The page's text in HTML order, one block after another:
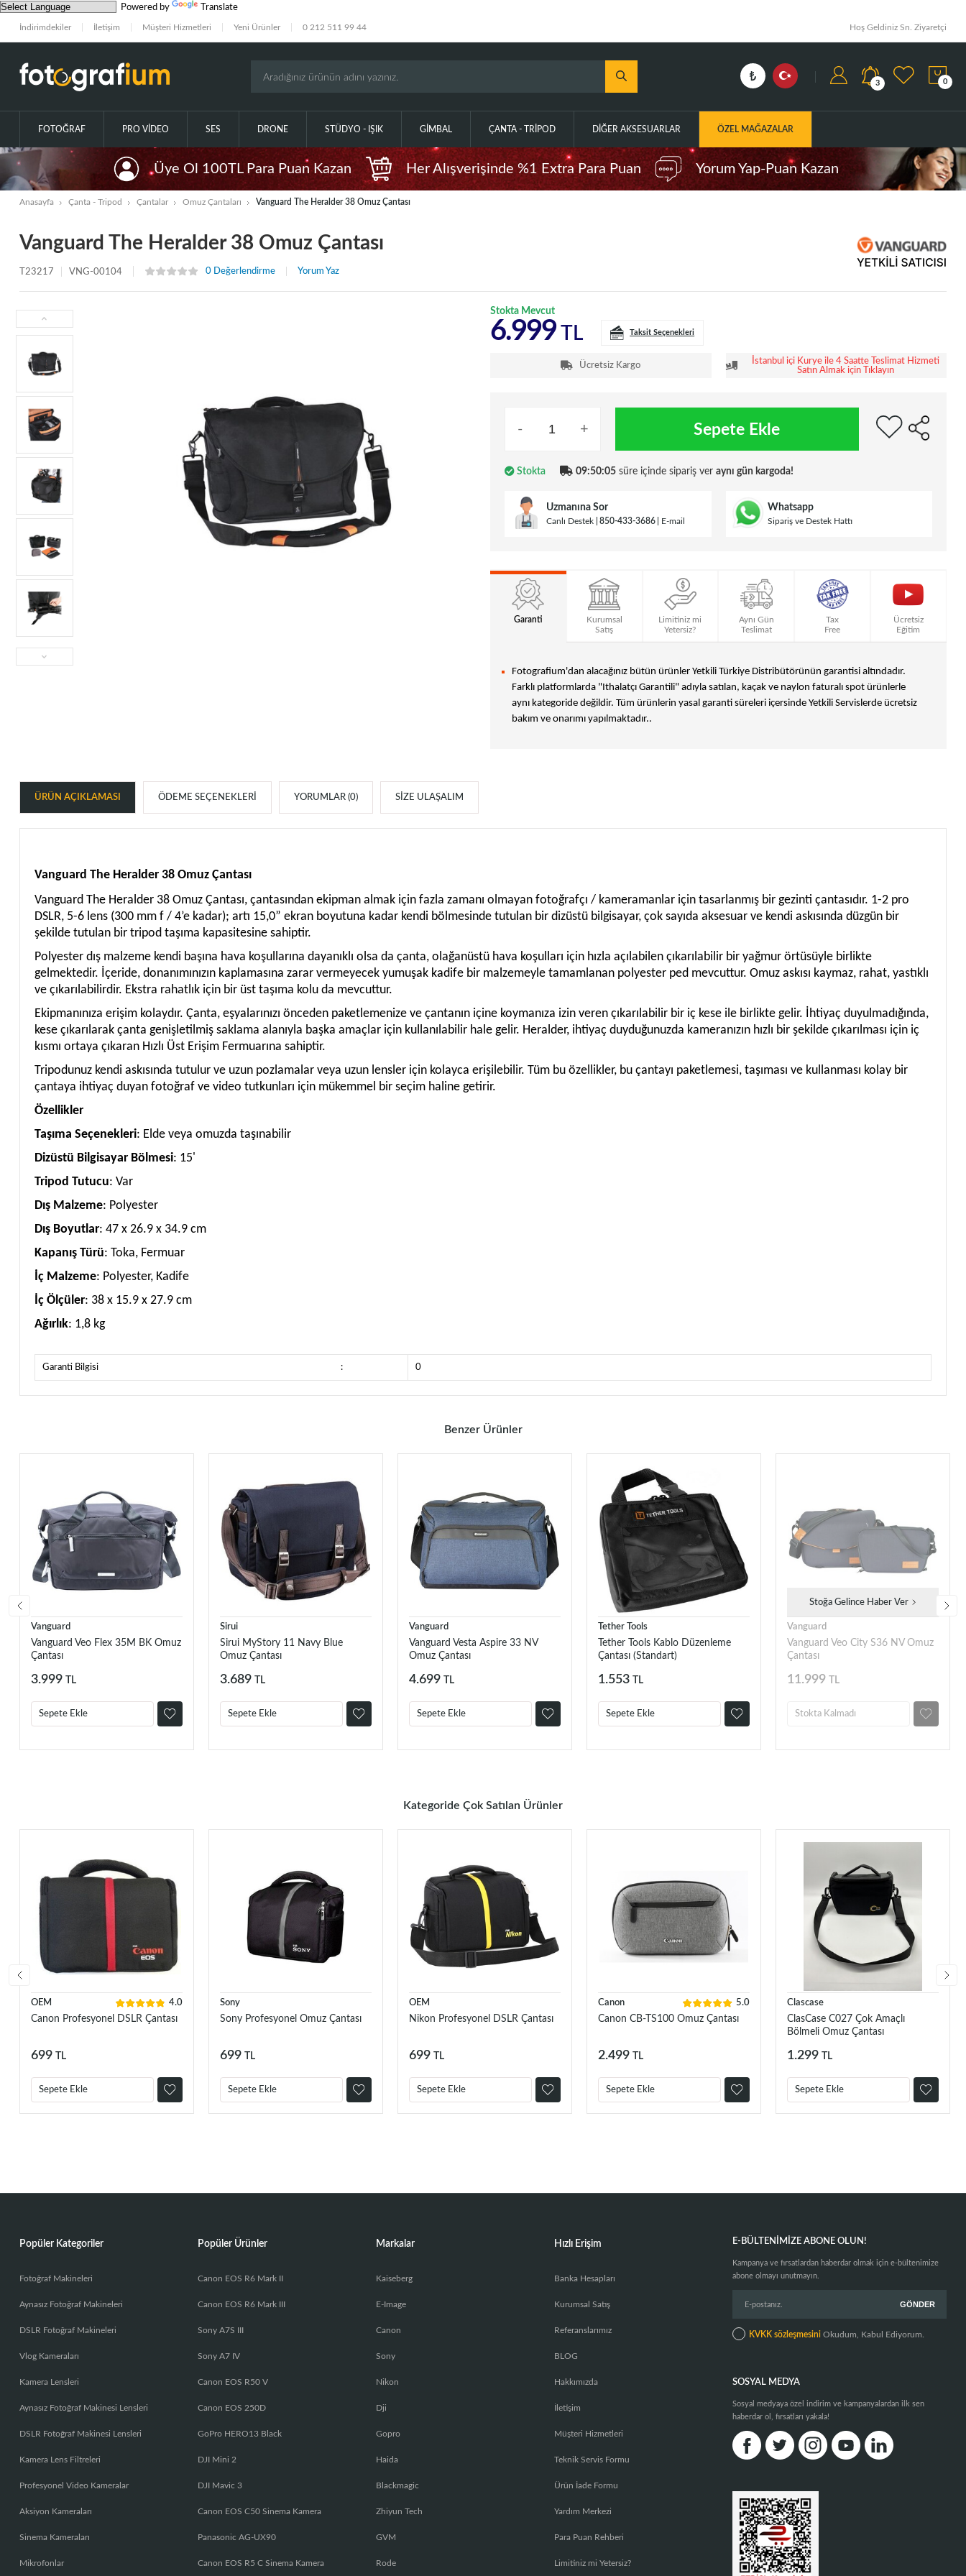
Powered by Translate
İndirimdekiler İletişim Müşteri Hizmetleri Yeni Ürünler 0 212 511 99 44 Hoş Geldiniz Sn. Ziyaretçi
3 0
FOTOĞRAF PRO VIDEO SES DRONE STÜDYO - IŞIK GIMBAL ÇANTA - TRIPOD DIĞER AKSESUARLAR ÖZEL MAĞAZALAR
Üye Ol 100TL Para Puan Kazan Her Alışverişinde %1 Extra Para Puan Yorum Yap-Puan Kazan
Anasayfa Çanta - Tripod Çantalar Omuz Çantaları Vanguard The Heralder 38 Omuz Çantası
Vanguard The Heralder 38 Omuz Çantası
T23217 VNG-00104 0 Değerlendirme Yorum Yaz
Stokta Mevcut
6.999 TL Taksit Seçenekleri
Ücretsiz Kargo
İstanbul içi Kurye ile 4 Saatte Teslimat Hizmeti
Satın Almak için Tıklayın
- + Sepete Ekle
Stokta 09:50:04 süre içinde sipariş ver aynı gün kargoda!
Uzmanına Sor
Canlı Destek 850-433-3686 E-mail
Whatsapp
Sipariş ve Destek Hattı
Garanti
Kurumsal
Satış
Limitiniz mi
Yetersiz?
Aynı Gün
Teslimat
Tax
Free
Ücretsiz
Eğitim
Fotografium'dan alacağınız bütün ürünler Yetkili Türkiye Distribütörünün garantisi altındadır.
Farklı platformlarda "Ithalatçı Garantili" adıyla satılan, kaçak ve naylon faturalı spot ürünlerle
aynı kategoride değildir. Tüm ürünlerin yasal garanti süreleri içersinde Yetkili Servislerde ücretsiz
bakım ve onarımı yapılmaktadır..
ÜRÜN AÇIKLAMASI ÖDEME SEÇENEKLERI YORUMLAR (0) SIZE ULAŞALIM
Vanguard The Heralder 38 Omuz Çantası
Vanguard The Heralder 38 Omuz Çantası, çantasından ekipman almak için fazla zamanı olmayan fotoğrafçı / kameramanlar için tasarlanmış bir gezinti çantasıdır. 1-2 pro
DSLR, 5-6 lens (300 mm f / 4’e kadar); artı 15,0” ekran boyutuna kadar kendi bölmesinde tutulan bir dizüstü bilgisayar, çok sayıda aksesuar ve kendi askısında düzgün bir
şekilde tutulan bir tripod taşıma kapasitesine sahiptir.
Polyester dış malzeme kendi başına hava koşullarına dayanıklı olsa da çanta, olağanüstü hava koşulları için hızla açılabilen çıkarılabilir bir yağmur örtüsüyle birlikte
gelmektedir. İçeride, donanımınızın kaplamasına zarar vermeyecek yumuşak kadife bir malzemeyle tamamlanan polyester ped mevcuttur. Omuz askısı kaymaz, rahat, yastıklı
ve çıkarılabilirdir. Ekstra rahatlık için bir üst taşıma kolu da mevcuttur.
Ekipmanınıza erişim kolaydır. Çanta, eşyalarınızı önceden paketlemenize ve çantanın içine koymanıza izin veren çıkarılabilir bir iç kese ile birlikte gelir. İhtiyaç duyulmadığında,
kese çıkarılarak çanta genişletilmiş saklama alanıyla başka amaçlar için kullanılabilir hale gelir. Heralder, ihtiyaç duyduğunuzda kameranızın hızlı bir şekilde çıkarılması için iç
kısmı ortaya çıkaran Hızlı Üst Erişim Fermuarına sahiptir.
Tripodunuz kendi askısında tutulur ve uzun pozlamalar veya uzun lensler için kolayca erişilebilir. Tüm bu özellikler, bu çantayı paketlemesi, taşıması ve kullanması kolay bir
çantaya ihtiyaç duyan fotoğraf ve video tutkunları için mükemmel bir seçim haline getirir.
Özellikler
Taşıma Seçenekleri: Elde veya omuzda taşınabilir
Dizüstü Bilgisayar Bölmesi: 15'
Tripod Tutucu: Var
Dış Malzeme: Polyester
Dış Boyutlar: 47 x 26.9 x 34.9 cm
Kapanış Türü: Toka, Fermuar
İç Malzeme: Polyester, Kadife
İç Ölçüler: 38 x 15.9 x 27.9 cm
Ağırlık: 1,8 kg
Garanti Bilgisi : 0
Benzer Ürünler
Vanguard
Vanguard Veo Flex 35M BK Omuz
Çantası
3.999 TL
Sepete Ekle
Sirui
Sirui MyStory 11 Navy Blue
Omuz Çantası
3.689 TL
Sepete Ekle
Vanguard
Vanguard Vesta Aspire 33 NV
Omuz Çantası
4.699 TL
Sepete Ekle
Tether Tools
Tether Tools Kablo Düzenleme
Çantası (Standart)
1.553 TL
Sepete Ekle
Stoğa Gelince Haber Ver
Vanguard
Vanguard Veo City S36 NV Omuz
Çantası
11.999 TL
Stokta Kalmadı
Kategoride Çok Satılan Ürünler
OEM 4.0
Canon Profesyonel DSLR Çantası
699 TL
Sepete Ekle
Sony
Sony Profesyonel Omuz Çantası
699 TL
Sepete Ekle
OEM
Nikon Profesyonel DSLR Çantası
699 TL
Sepete Ekle
Canon 5.0
Canon CB-TS100 Omuz Çantası
2.499 TL
Sepete Ekle
Clascase
ClasCase C027 Çok Amaçlı
Bölmeli Omuz Çantası
1.299 TL
Sepete Ekle
Popüler Kategoriler
Fotoğraf Makineleri
Aynasız Fotoğraf Makineleri
DSLR Fotoğraf Makineleri
Vlog Kameraları
Kamera Lensleri
Aynasız Fotoğraf Makinesi Lensleri
DSLR Fotoğraf Makinesi Lensleri
Kamera Lens Filtreleri
Profesyonel Video Kameralar
Aksiyon Kameraları
Sinema Kameraları
Mikrofonlar
Popüler Ürünler
Canon EOS R6 Mark II
Canon EOS R6 Mark III
Sony A7S III
Sony A7 IV
Canon EOS R50 V
Canon EOS 250D
GoPro HERO13 Black
DJI Mini 2
DJI Mavic 3
Canon EOS C50 Sinema Kamera
Panasonic AG-UX90
Canon EOS R5 C Sinema Kamera
Markalar
Kaiseberg
E-Image
Canon
Sony
Nikon
Dji
Gopro
Haida
Blackmagic
Zhiyun Tech
GVM
Rode
Hızlı Erişim
Banka Hesapları
Kurumsal Satış
Referanslarımız
BLOG
Hakkımızda
İletişim
Müşteri Hizmetleri
Teknik Servis Formu
Ürün İade Formu
Yardım Merkezi
Para Puan Rehberi
Limitiniz mi Yetersiz?
E-BÜLTENIMIZE ABONE OLUN!
Kampanya ve fırsatlardan haberdar olmak için e-bültenimize
abone olmayı unutmayın.
KVKK sözleşmesini Okudum, Kabul Ediyorum.
SOSYAL MEDYA
Sosyal medyaya özel indirim ve kampanyalardan ilk sen
haberdar ol, fırsatları yakala!